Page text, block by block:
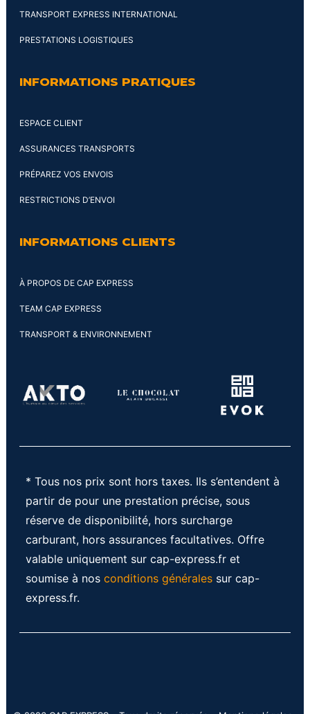
TRANSPORT EXPRESS INTERNATIONAL
PRESTATIONS LOGISTIQUES
INFORMATIONS PRATIQUES
ESPACE CLIENT
ASSURANCES TRANSPORTS
PRÉPAREZ VOS ENVOIS
RESTRICTIONS D’ENVOI
INFORMATIONS CLIENTS
À PROPOS DE CAP EXPRESS
TEAM CAP EXPRESS
TRANSPORT & ENVIRONNEMENT
* Tous nos prix sont hors taxes. Ils s’entendent à
partir de pour une prestation précise, sous
réserve de disponibilité, hors surcharge
carburant, hors assurances facultatives. Offre
valable uniquement sur cap-express.fr et
soumise à nos conditions générales sur cap-
express.fr.